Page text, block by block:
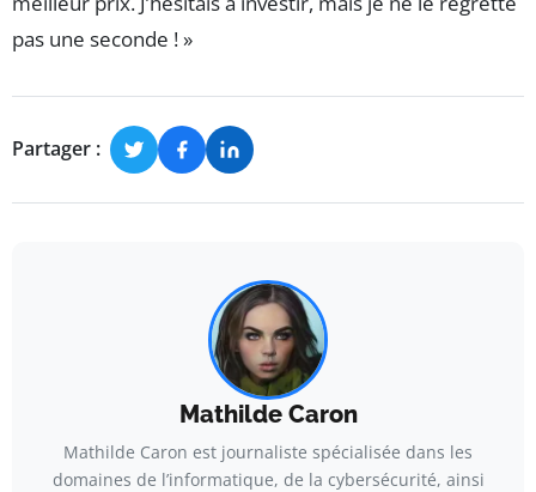
pas une seconde ! »
Partager :
Mathilde Caron
Mathilde Caron est journaliste spécialisée dans les
domaines de l’informatique, de la cybersécurité, ainsi